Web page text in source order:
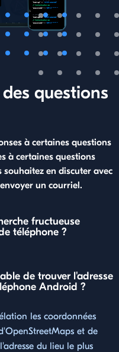
questions
à certaines questions
à certaines questions
souhaitez en discuter avec
un courriel.
fructueuse
téléphone ?
de trouver l'adresse
Android ?
les coordonnées
et de
du lieu le plus